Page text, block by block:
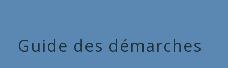
Guide des démarches